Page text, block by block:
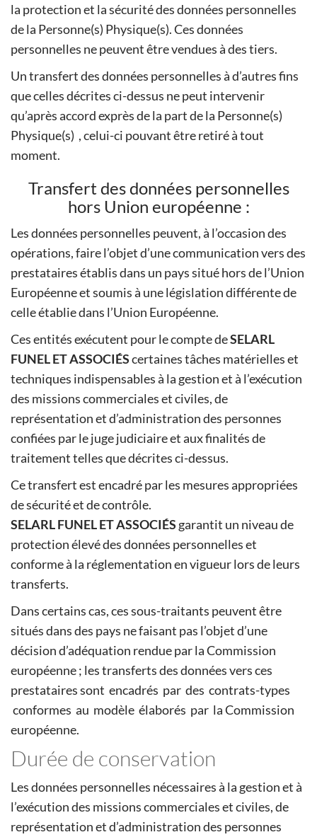
la protection et la sécurité des données personnelles
de la Personne(s) Physique(s). Ces données
personnelles ne peuvent être vendues à des tiers.
Un transfert des données personnelles à d’autres fins
que celles décrites ci-dessus ne peut intervenir
qu’après accord exprès de la part de la Personne(s)
Physique(s) , celui-ci pouvant être retiré à tout
moment.
Transfert des données personnelles
hors Union européenne :
Les données personnelles peuvent, à l’occasion des
opérations, faire l’objet d’une communication vers des
prestataires établis dans un pays situé hors de l’Union
Européenne et soumis à une législation différente de
celle établie dans l’Union Européenne.
Ces entités exécutent pour le compte deSELARL
FUNEL ET ASSOCIÉScertaines tâches matérielles et
techniques indispensables à la gestion et à l’exécution
des missions commerciales et civiles, de
représentation et d’administration des personnes
confiées par le juge judiciaire et aux finalités de
traitement telles que décrites ci-dessus.
Ce transfert est encadré par les mesures appropriées
de sécurité et de contrôle.
SELARL FUNEL ET ASSOCIÉS garantit un niveau de
protection élevé des données personnelles et
conforme à la réglementation en vigueur lors de leurs
transferts.
Dans certains cas, ces sous-traitants peuvent être
situés dans des pays ne faisant pas l’objet d’une
décision d’adéquation rendue par la Commission
européenne ; les transferts des données vers ces
prestataires sont encadrés par des contrats-types
conformes au modèle élaborés par la Commission
européenne.
Durée de conservation
Les données personnelles nécessaires à la gestion et à
l’exécution des missions commerciales et civiles, de
représentation et d’administration des personnes